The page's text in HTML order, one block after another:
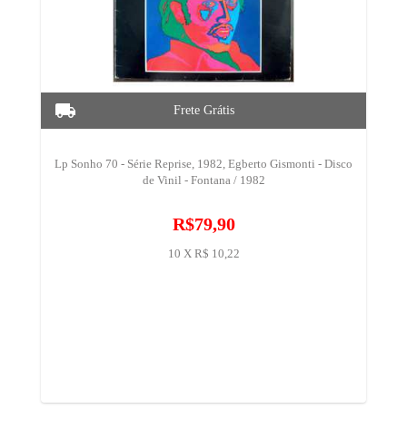
Lp Sonho 70 - Série Reprise, 1982, Egberto Gismonti - Disco
de Vinil - Fontana / 1982
R$79,90
10 X R$ 10,22